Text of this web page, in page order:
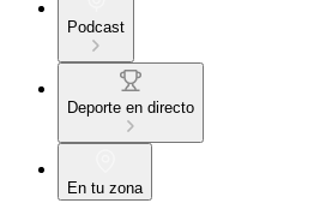
Podcast
Deporte en directo
En tu zona